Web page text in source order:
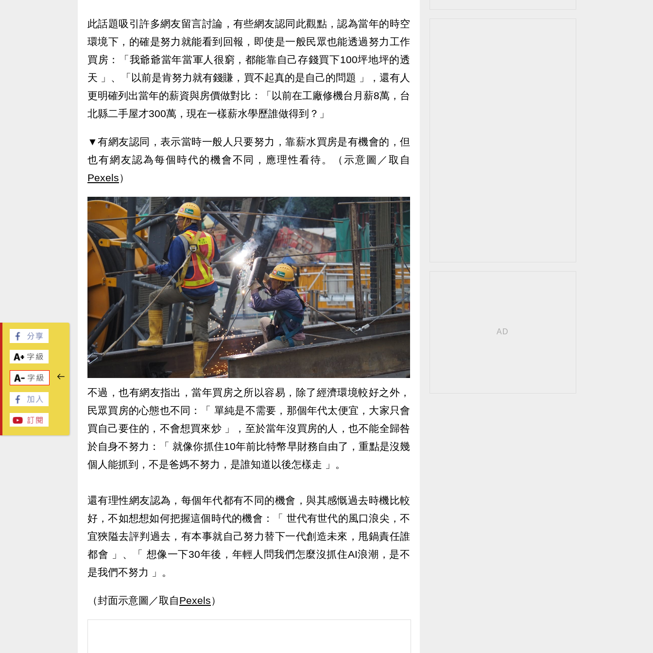
此話題吸引許多網友留言討論，有些網友認同此觀點，認為當年的時空
環境下，的確是努力就能看到回報，即使是一般民眾也能透過努力工作
買房：「我爺爺當年當軍人很窮，都能靠自己存錢買下100坪地坪的透
天 」、「以前是肯努力就有錢賺，買不起真的是自己的問題 」，還有人
更明確列出當年的薪資與房價做對比：「以前在工廠修機台月薪8萬，台
北縣二手屋才300萬，現在一樣薪水學歷誰做得到？」
▼有網友認同，表示當時一般人只要努力，靠薪水買房是有機會的，但
也有網友認為每個時代的機會不同，應理性看待。（示意圖／取自
Pexels）
不過，也有網友指出，當年買房之所以容易，除了經濟環境較好之外，
民眾買房的心態也不同：「 單純是不需要，那個年代太便宜，大家只會
買自己要住的，不會想買來炒 」，至於當年沒買房的人，也不能全歸咎
於自身不努力：「 就像你抓住10年前比特幣早財務自由了，重點是沒幾
個人能抓到，不是爸媽不努力，是誰知道以後怎樣走 」。
還有理性網友認為，每個年代都有不同的機會，與其感慨過去時機比較
好，不如想想如何把握這個時代的機會：「 世代有世代的風口浪尖，不
宜狹隘去評判過去，有本事就自己努力替下一代創造未來，甩鍋責任誰
都會 」、「 想像一下30年後，年輕人問我們怎麼沒抓住AI浪潮，是不
是我們不努力 」。
（封面示意圖／取自Pexels）